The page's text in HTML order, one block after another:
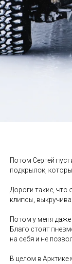
Потом Сергей
подкрылок,
Дороги такие, что
клипсы,
Потом у меня даже
Благо стоят
на себя и не
В целом в